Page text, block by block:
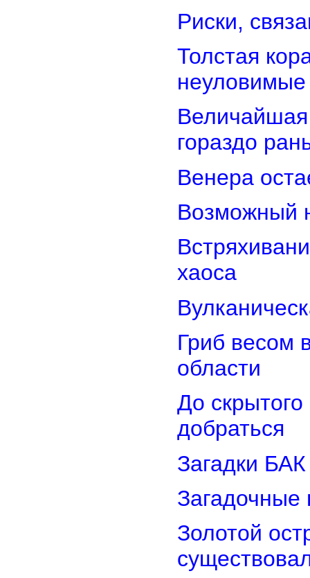
Риски,
Толстая
Величайшая
гораздо
Венера
Возможный
хаоса
Гриб весом
области
До
добраться
Загадки
Загадочные
Золотой